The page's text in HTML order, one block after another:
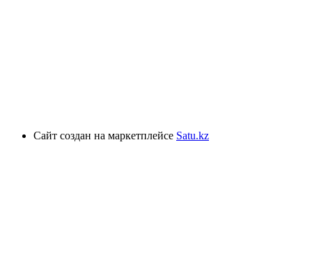
Сайт создан на маркетплейсе Satu.kz